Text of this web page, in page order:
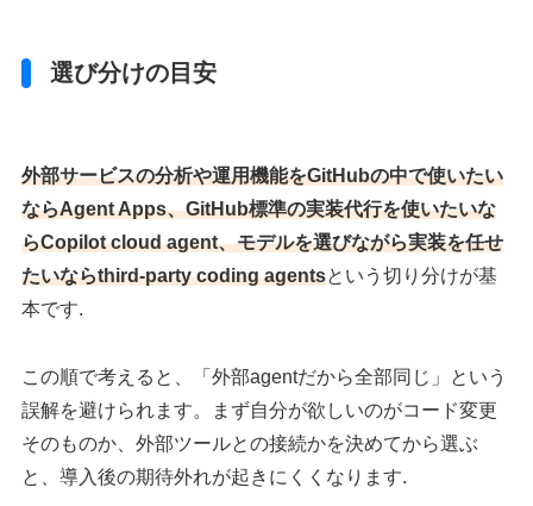
選び分けの目安
外部サービスの分析や運用機能をGitHubの中で使いたい
ならAgent Apps、GitHub標準の実装代行を使いたいな
らCopilot cloud agent、モデルを選びながら実装を任せ
たいならthird-party coding agentsという切り分けが基
本です.
この順で考えると、「外部agentだから全部同じ」という
誤解を避けられます。まず自分が欲しいのがコード変更
そのものか、外部ツールとの接続かを決めてから選ぶ
と、導入後の期待外れが起きにくくなります.